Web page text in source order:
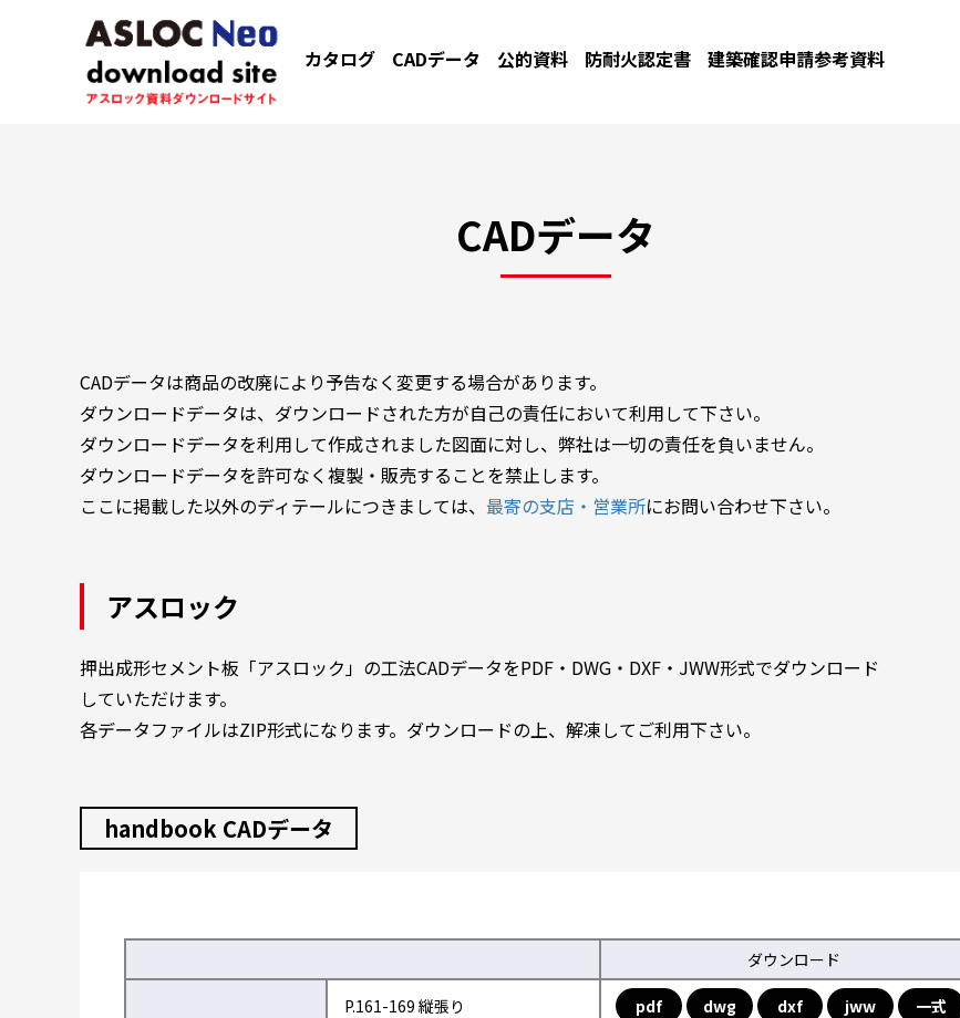
カタログ CADデータ 公的資料 防耐火認定書 建築確認申請参考資料
CADデータ
CADデータは商品の改廃により予告なく変更する場合があります。
ダウンロードデータは、ダウンロードされた方が自己の責任において利用して下さい。
ダウンロードデータを利用して作成されました図面に対し、弊社は一切の責任を負いません。
ダウンロードデータを許可なく複製・販売することを禁止します。
ここに掲載した以外のディテールにつきましては、 最寄の支店・営業所にお問い合わせ下さい。
アスロック
押出成形セメント板「アスロック」の工法CADデータをPDF・DWG・DXF・JWW形式でダウンロード
していただけます。
各データファイルはZIP形式になります。ダウンロードの上、解凍してご利用下さい。
handbook CADデータ
ダウンロード
P.161-169 縦張り pdf dwg dxf jww 一式